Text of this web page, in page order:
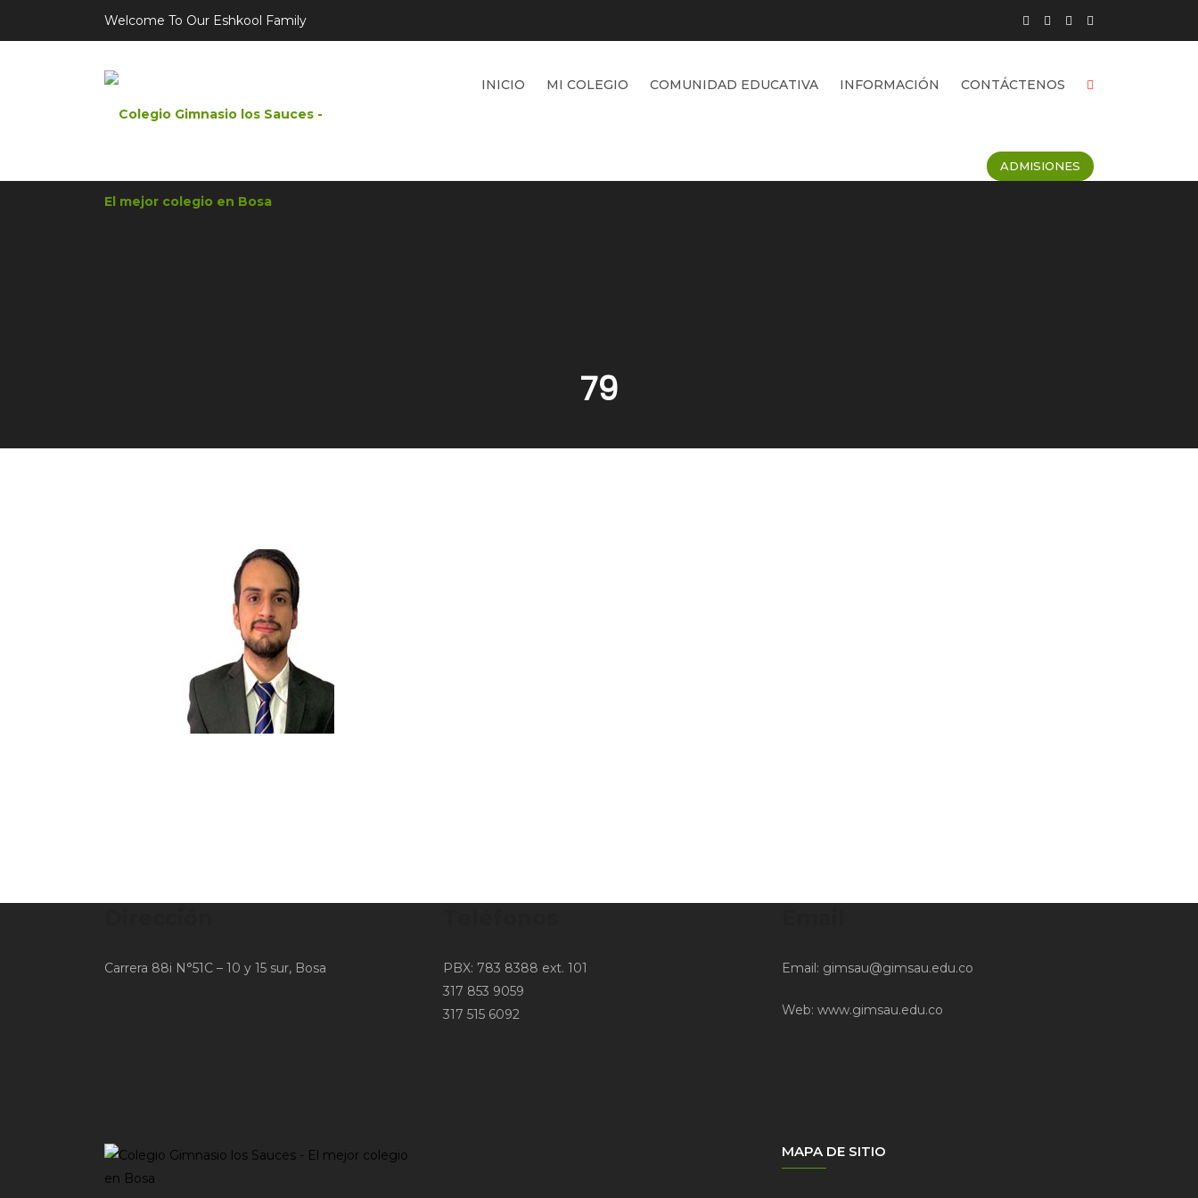
Welcome To Our Eshkool Family
INICIO MI COLEGIO COMUNIDAD EDUCATIVA INFORMACIÓN CONTÁCTENOS
ADMISIONES
79
Carrera 88i N°51C – 10 y 15 sur, Bosa
PBX: 783 8388 ext. 101
317 853 9059
317 515 6092
Email: gimsau@gimsau.edu.co
Web: www.gimsau.edu.co
MAPA DE SITIO